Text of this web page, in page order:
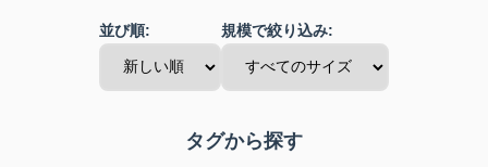
並び順: 規模で絞り込み:
タグから探す